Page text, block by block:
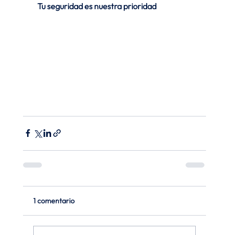
Tu seguridad es nuestra prioridad
1 comentario